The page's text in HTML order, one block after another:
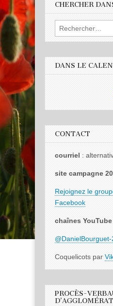
CHERCHER
Rechercher :
DANS LE
CONTACT
courriel :
site campagne
Rejoignez le
Facebook
chaînes YouTube
Coquelicots par
PROCÈS-